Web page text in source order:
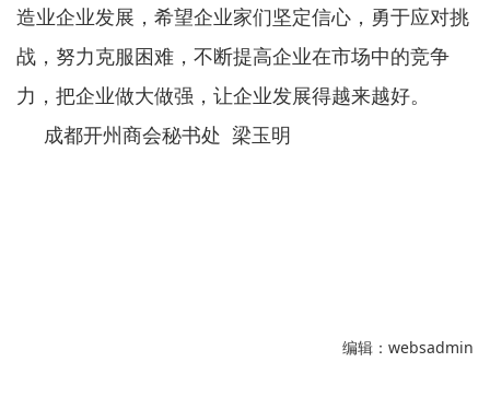
造业企业发展，希望企业家们坚定信心，勇于应对挑
战，努力克服困难，不断提高企业在市场中的竞争
力，把企业做大做强，让企业发展得越来越好。
成都开州商会秘书处 梁玉明
编辑：websadmin